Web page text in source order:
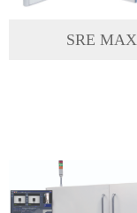
SRE MAX